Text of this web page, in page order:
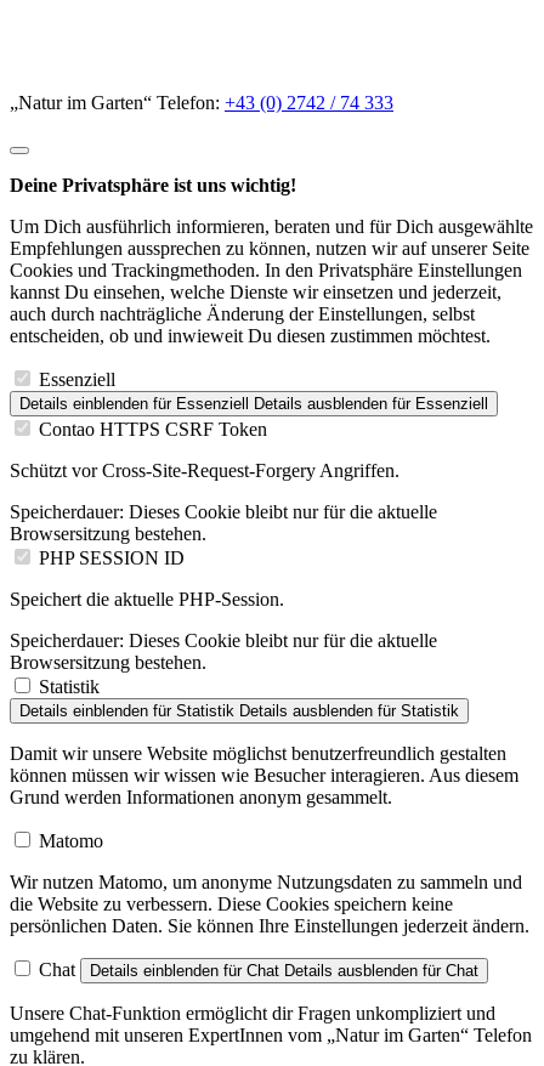
Empfehlungen aussprechen zu können, nutzen wir auf unserer Seite
Cookies und Trackingmethoden. In den Privatsphäre Einstellungen
kannst Du einsehen, welche Dienste wir einsetzen und jederzeit,
auch durch nachträgliche Änderung der Einstellungen, selbst
entscheiden, ob und inwieweit Du diesen zustimmen möchtest.
Details einblenden
Contao HTTPS CSRF Token
Browsersitzung bestehen.
PHP SESSION ID
Browsersitzung bestehen.
Statistik
Details einblenden
Damit wir unsere Website möglichst benutzerfreundlich gestalten
können müssen wir wissen wie Besucher interagieren. Aus diesem
Grund werden Informationen anonym gesammelt.
die Website zu verbessern. Diese Cookies speichern keine
persönlichen Daten. Sie können Ihre Einstellungen jederzeit ändern.
Unsere Chat-Funktion ermöglicht dir Fragen unkompliziert und
umgehend mit unseren ExpertInnen vom „Natur im Garten“ Telefon
zu klären.